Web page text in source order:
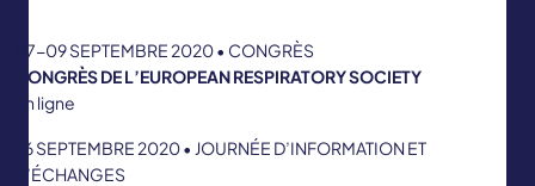
07-09 SEPTEMBRE 2020 • CONGRÈS
CONGRÈS DE L’EUROPEAN RESPIRATORY SOCIETY
En ligne
26 SEPTEMBRE 2020 • JOURNÉE D’INFORMATION ET
D’ÉCHANGES